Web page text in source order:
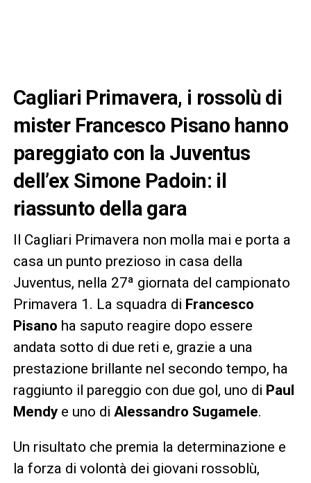
Cagliari Primavera, i rossolù di
mister Francesco Pisano hanno
pareggiato con la Juventus
dell’ex Simone Padoin: il
riassunto della gara
Il Cagliari Primavera non molla mai e porta a
casa un punto prezioso in casa della
Juventus, nella 27ª giornata del campionato
Primavera 1. La squadra di Francesco
Pisano ha saputo reagire dopo essere
andata sotto di due reti e, grazie a una
prestazione brillante nel secondo tempo, ha
raggiunto il pareggio con due gol, uno di Paul
Mendye uno di Alessandro Sugamele.
Un risultato che premia la determinazione e
la forza di volontà dei giovani rossoblù,